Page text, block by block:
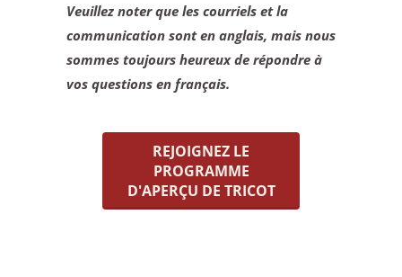
Veuillez noter que les courriels et la
communication sont en anglais, mais nous
sommes toujours heureux de répondre à
vos questions en français.
REJOIGNEZ LE
PROGRAMME
D'APERÇU DE TRICOT